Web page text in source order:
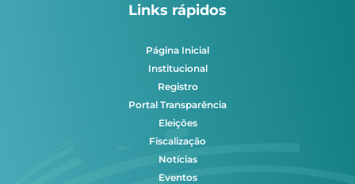
Links rápidos
Página Inicial
Institucional
Registro
Portal Transparência
Eleições
Fiscalização
Notícias
Eventos